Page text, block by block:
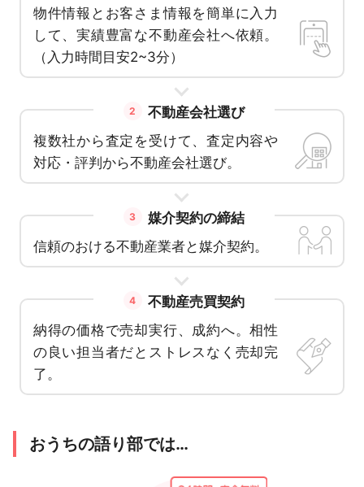
物件情報とお客さま情報を簡単に入力
して、実績豊富な不動産会社へ依頼。
（入力時間目安2~3分）
2
不動産会社選び
複数社から査定を受けて、査定内容や
対応・評判から不動産会社選び。
3
媒介契約の締結
信頼のおける不動産業者と媒介契約。
4
不動産売買契約
納得の価格で売却実行、成約へ。相性
の良い担当者だとストレスなく売却完
了。
おうちの語り部では…